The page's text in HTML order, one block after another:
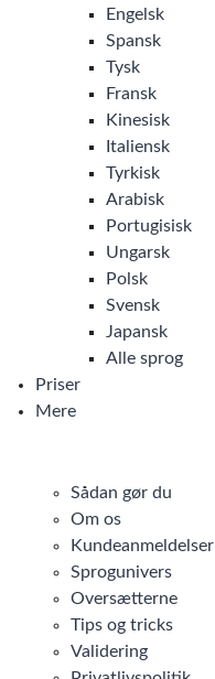
Engelsk
Spansk
Tysk
Fransk
Kinesisk
Italiensk
Tyrkisk
Arabisk
Portugisisk
Ungarsk
Polsk
Svensk
Japansk
Alle sprog
Priser
Mere
Sådan gør du
Om os
Kundeanmeldelser
Sprogunivers
Oversætterne
Tips og tricks
Validering